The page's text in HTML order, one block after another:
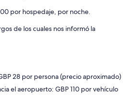
por hospedaje, por noche.
de los cuales nos informó la
28 por persona (precio aproximado)
el aeropuerto: GBP 110 por vehículo